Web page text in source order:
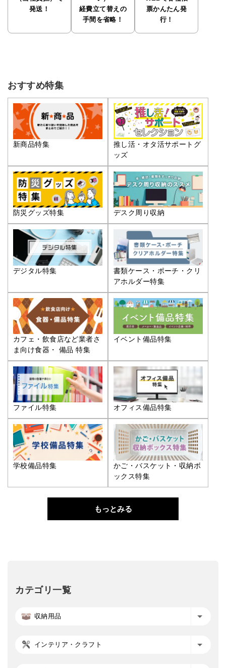
発送！
経費立て替えの
手間を省略！
票かんたん発
行！
おすすめ特集
新商品特集
推し活・オタ活サポートグ
ッズ
防災グッズ特集 デスク周り収納
デジタル特集
書類ケース・ポーチ・クリ
アホルダー特集
カフェ・飲食店など業者さ
ま向け食器・ 備品 特集
イベント備品特集
ファイル特集 オフィス備品特集
学校備品特集
かご・バスケット・収納ボ
ックス特集
もっとみる
カテゴリ一覧
収納用品
インテリア・クラフト